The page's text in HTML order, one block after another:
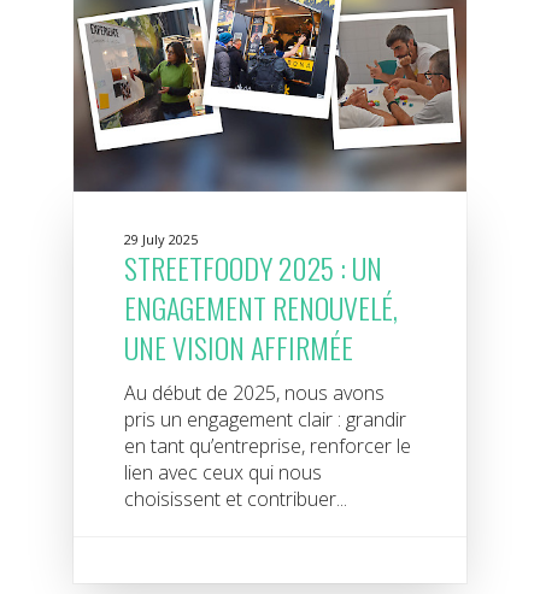
29 July 2025
STREETFOODY 2025 : UN
ENGAGEMENT RENOUVELÉ,
UNE VISION AFFIRMÉE
Au début de 2025, nous avons
pris un engagement clair : grandir
en tant qu’entreprise, renforcer le
lien avec ceux qui nous
choisissent et contribuer...